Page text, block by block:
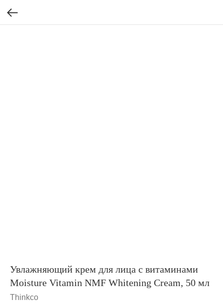
Увлажняющий крем для лица с витаминами
Moisture Vitamin NMF Whitening Cream, 50 мл
Thinkco